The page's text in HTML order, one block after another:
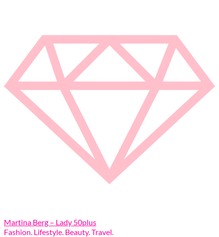
Martina Berg – Lady 50plus
Fashion. Lifestyle. Beauty. Travel.